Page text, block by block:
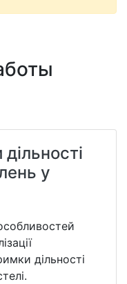
у
дільності